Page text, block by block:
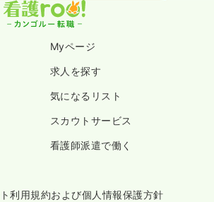
Myページ
求人を探す
気になるリスト
スカウトサービス
看護師派遣で働く
利用規約および個人情報保護方針